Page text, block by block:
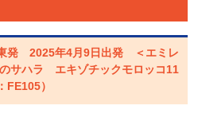
発 2025年4月9日出発 ＜エミレ
サハラ エキゾチックモロッコ11
）